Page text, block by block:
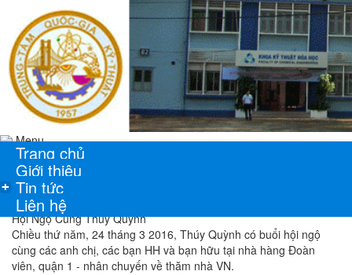
Menu
Trang chủ
Giới thiệu
+ Tin tức
Liên hệ
Hội Ngộ Cùng Thúy Quỳnh
Chiều thứ năm, 24 tháng 3 2016, Thúy Quỳnh có buổi hội ngộ
cùng các anh chị, các bạn HH và bạn hữu tại nhà hàng Đoàn
viên, quận 1 - nhân chuyến về thăm nhà VN.